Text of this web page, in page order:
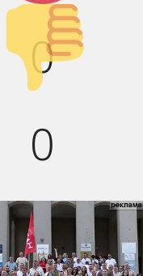
0
Палец
0